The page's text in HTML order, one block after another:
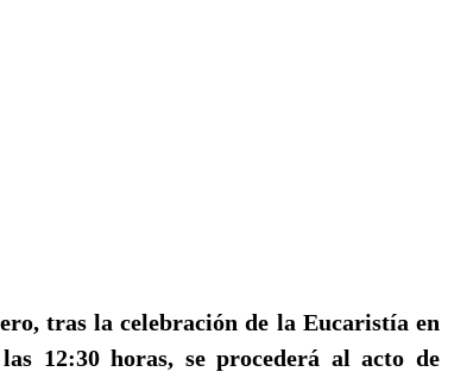
tras la celebración de la Eucaristía en
12:30 horas, se procederá al acto de